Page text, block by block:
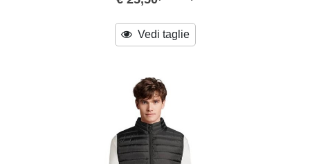
Vedi taglie